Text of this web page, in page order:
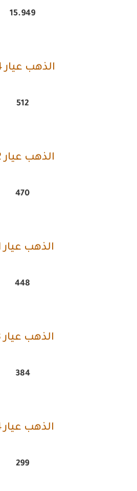
15.949
الذهب عيار 24
512
الذهب عيار 22
470
الذهب عيار 21
448
الذهب عيار 18
384
الذهب عيار 14
299